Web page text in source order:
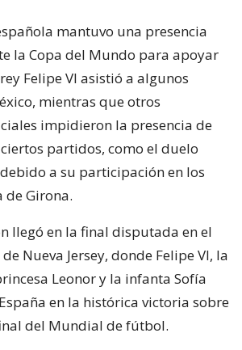
mantuvo una presencia
la Copa del Mundo para apoyar
Felipe VI asistió a algunos
mientras que otros
impidieron la presencia de
partidos, como el duelo
a su participación en los
de Girona.
llegó en la final disputada en el
Nueva Jersey, donde Felipe VI, la
Leonor y la infanta Sofía
en la histórica victoria sobre
del Mundial de fútbol.